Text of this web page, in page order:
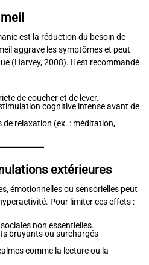
est la réduction du besoin de
aggrave les symptômes et peut
(Harvey, 2008). Il est recommandé
de coucher et de lever.
cognitive intense avant de
de relaxation (ex. : méditation,
extérieures
émotionnelles ou sensorielles peut
Pour limiter ces effets :
non essentielles.
bruyants ou surchargés
comme la lecture ou la